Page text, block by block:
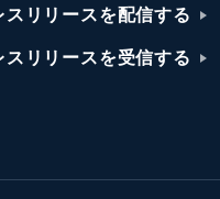
スリリースを配信する
スリリースを受信する